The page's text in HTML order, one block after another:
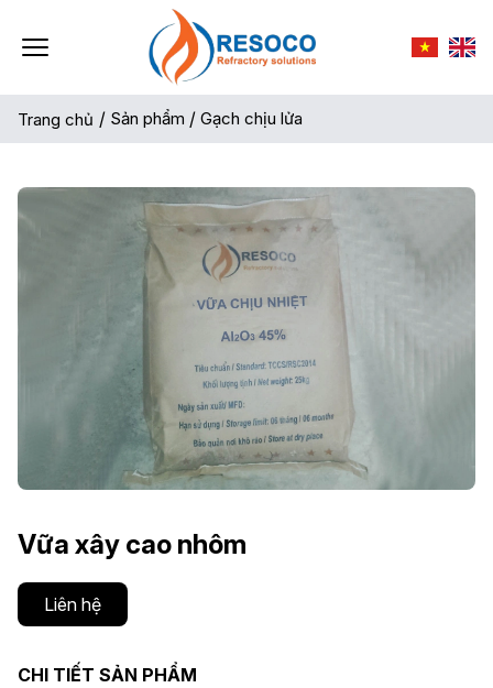
Trang chủ / Sản phẩm / Gạch chịu lửa
Vữa xây cao nhôm
Liên hệ
CHI TIẾT SẢN PHẨM